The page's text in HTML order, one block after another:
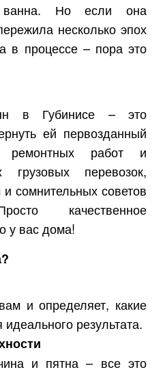
ванна. Но если она
несколько эпох
в процессе – пора это
в Губинисе – это
ей первозданный
работ и
грузовых перевозок,
сомнительных советов
качественное
у вас дома!
и определяет, какие
результата.
и пятна – все это